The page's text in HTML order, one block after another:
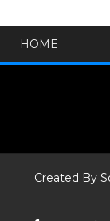
HOME
Created By